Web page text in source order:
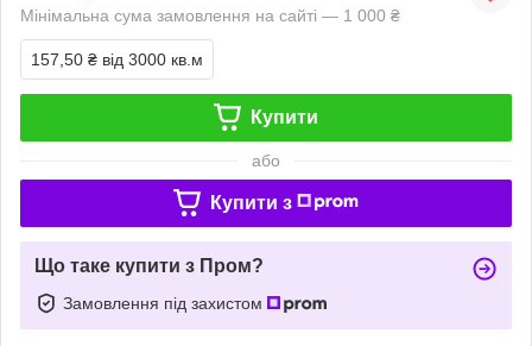
Мінімальна сума замовлення на сайті — 1 000 ₴
157,50 ₴ від 3000 кв.м
Купити
або
Купити з
Що таке купити з Пром?
Замовлення під захистом